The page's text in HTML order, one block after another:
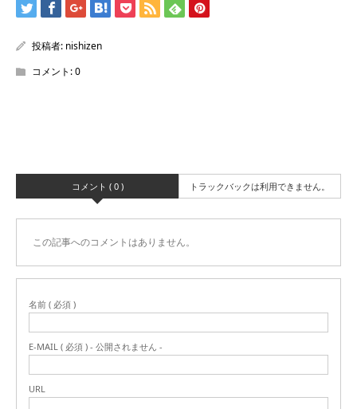
投稿者: nishizen
コメント:0
コメント ( 0 ) トラックバックは利用できません。
この記事へのコメントはありません。
名前 ( 必須 )
E-MAIL ( 必須 ) - 公開されません -
URL